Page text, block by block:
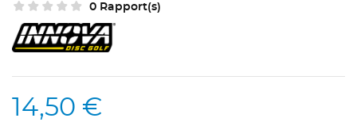
0 Rapport(s)
14,50 €